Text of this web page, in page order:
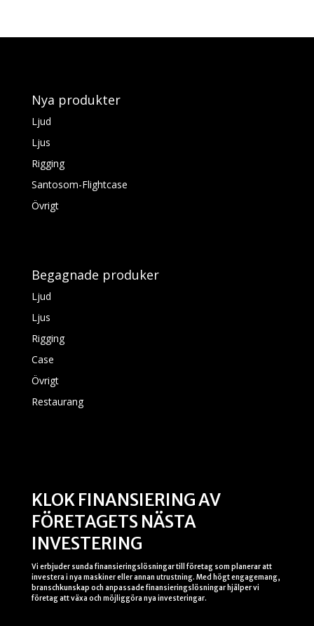
Nya produkter
Ljud
Ljus
Rigging
Santosom-Flightcase
Övrigt
Begagnade produker
Ljud
Ljus
Rigging
Case
Övrigt
Restaurang
KLOK FINANSIERING AV
FÖRETAGETS NÄSTA
INVESTERING
Vi erbjuder sunda finansieringslösningar till företag som planerar att
investera i nya maskiner eller annan utrustning. Med högt engagemang,
branschkunskap och anpassade finansieringslösningar hjälper vi
företag att växa och möjliggöra nya investeringar.